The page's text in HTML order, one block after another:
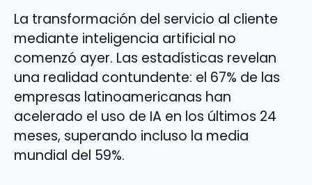
La transformación del servicio al cliente
mediante inteligencia artificial no
comenzó ayer. Las estadísticas revelan
una realidad contundente: el 67% de las
empresas latinoamericanas han
acelerado el uso de IA en los últimos 24
meses, superando incluso la media
mundial del 59%.